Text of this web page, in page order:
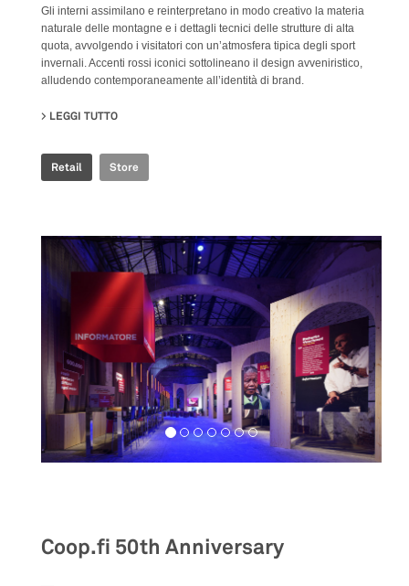
Gli interni assimilano e reinterpretano in modo creativo la materia
naturale delle montagne e i dettagli tecnici delle strutture di alta
quota, avvolgendo i visitatori con un’atmosfera tipica degli sport
invernali. Accenti rossi iconici sottolineano il design avveniristico,
alludendo contemporaneamente all’identità di brand.
LEGGI TUTTO
Retail Store
Coop.fi 50th Anniversary